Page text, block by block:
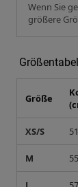
Wenn Sie
größere
Größe
XS/S
M